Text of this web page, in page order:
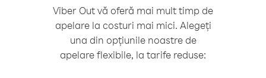
Viber Out vă oferă mai mult timp de
apelare la costuri mai mici. Alegeți
una din opțiunile noastre de
apelare flexibile, la tarife reduse: